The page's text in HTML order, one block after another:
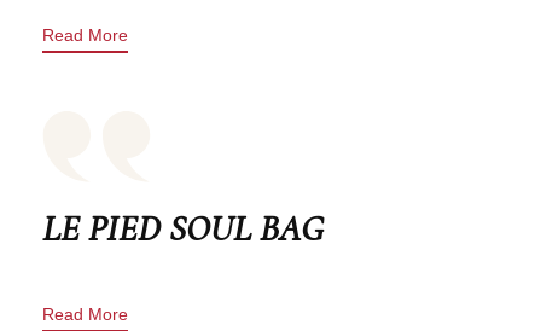
Read More
LE PIED SOUL BAG
Read More